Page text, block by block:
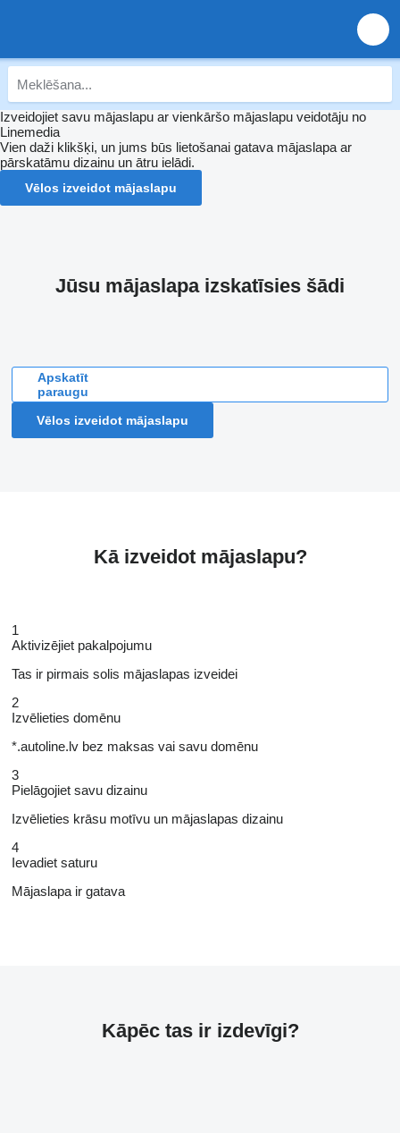
Izveidojiet savu mājaslapu ar vienkāršo mājaslapu veidotāju no
Linemedia
Vien daži klikšķi, un jums būs lietošanai gatava mājaslapa ar
pārskatāmu dizainu un ātru ielādi.
Vēlos izveidot mājaslapu
Jūsu mājaslapa izskatīsies šādi
Apskatīt
paraugu
Vēlos izveidot mājaslapu
Kā izveidot mājaslapu?
1
Aktivizējiet pakalpojumu
Tas ir pirmais solis mājaslapas izveidei
2
Izvēlieties domēnu
*.autoline.lv bez maksas vai savu domēnu
3
Pielāgojiet savu dizainu
Izvēlieties krāsu motīvu un mājaslapas dizainu
4
Ievadiet saturu
Mājaslapa ir gatava
Kāpēc tas ir izdevīgi?